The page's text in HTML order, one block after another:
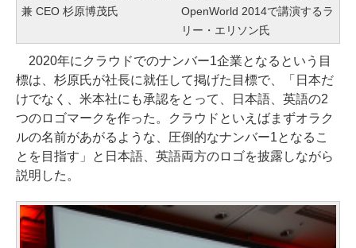
兼 CEO 杉原博茂氏
OpenWorld 2014で講演するラ
リー・エリソン氏
2020年にクラウドでのナンバー1企業となるという目
標は、杉原氏が社長に就任して掲げた目標で、「日本だ
けでなく、米本社にも承認をとって、日本語、英語の2
つのロゴマークを作った。クラウドといえばまずオラク
ルの名前があがるような、圧倒的なナンバー1となるこ
とを目指す」と日本語、英語両方のロゴを披露しながら
説明した。